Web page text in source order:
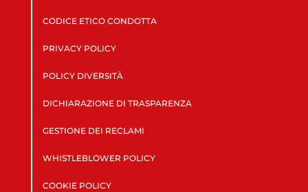
CODICE ETICO CONDOTTA
PRIVACY POLICY
POLICY DIVERSITÀ
DICHIARAZIONE DI TRASPARENZA
GESTIONE DEI RECLAMI
WHISTLEBLOWER POLICY
COOKIE POLICY